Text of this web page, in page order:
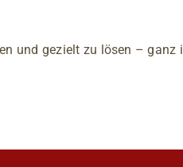
und gezielt zu lösen – ganz